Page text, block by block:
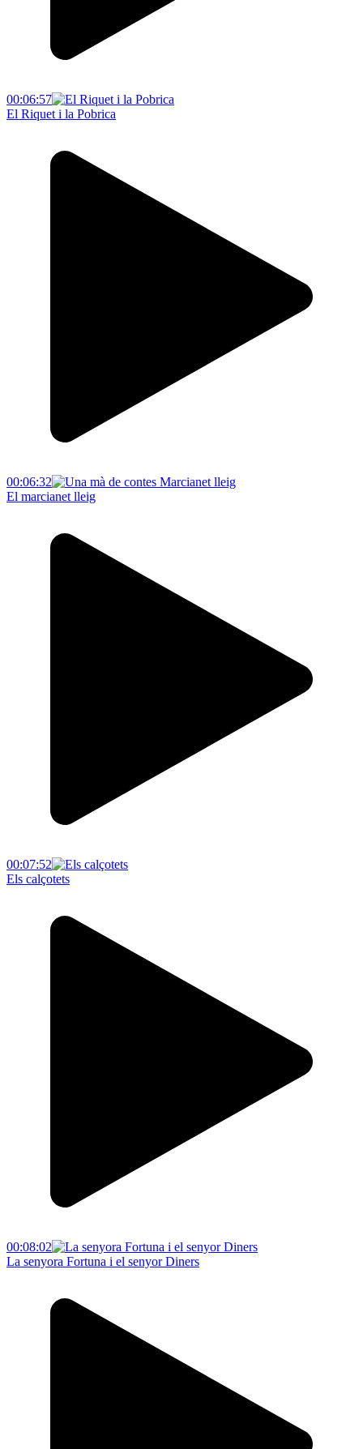
00:06:57
El Riquet i la Pobrica
00:06:32
El marcianet lleig
00:07:52
Els calçotets
00:08:02
La senyora Fortuna i el senyor Diners